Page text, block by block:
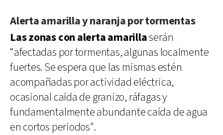
Alerta amarilla y naranja por tormentas
Las zonas con alerta amarillaserán
“afectadas por tormentas, algunas localmente
fuertes. Se espera que las mismas estén
acompañadas por actividad eléctrica,
ocasional caída de granizo, ráfagas y
fundamentalmente abundante caída de agua
en cortos periodos".